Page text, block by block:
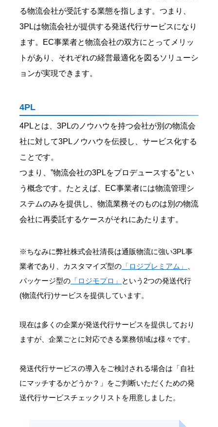
る物流会社が受託する業態を指します。つまり、
3PLは物流会社が提供する発送代行サービスになり
ます。EC事業者と物流会社の双方にとってメリッ
トがあり、それぞれの経営最適化を図るソリューシ
ョンが実現できます。
4PL
4PLとは、3PLのノウハウを持つ会社が別の物流会
社に対して3PLノウハウを伝授し、サービス化する
ことです。
つまり、”物流会社の3PLをプロデュースする”とい
う概念です。たとえば、EC事業者には物流管理シ
ステムのみを提供し、物流業務そのものは別の物流
会社に再委託するケースがそれにあたります。
※ちなみに弊社株式会社清長は通販物流に強い3PL事
業者であり、カスタマイズ型の 「ロジプレミアム」
パッケージ型の 「ロジモプロ」
という2つの発送代行
(物流代行)サービスを提供しています。
現在は多くの企業が発送代行サービスを提供しており
ますが、企業ごとに対応できる業務領域は様々です。
発送代行サービスの導入をご検討される場合は「自社
にマッチするかどうか？」をご判断いただくための発
送代行サービスチェックリストを用意しました。